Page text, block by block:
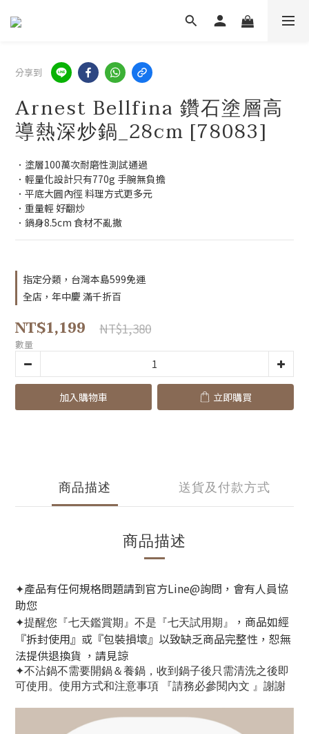
分享到
Arnest Bellfina 鑽石塗層高
導熱深炒鍋_28cm [78083]
．塗層100萬次耐磨性測試通過
．輕量化設計只有770g 手腕無負擔
．平底大圓內徑 料理方式更多元
．重量輕 好翻炒
．鍋身8.5cm 食材不亂撒
指定分類，台灣本島599免運
全店，年中慶 滿千折百
NT$1,199 NT$1,380
數量
加入購物車 立即購買
商品描述 送貨及付款方式
商品描述
✦產品有任何規格問題請到官方Line@詢問，會有人員協
助您
✦提醒您『七天鑑賞期』不是『七天試用期』
，商品如經
『拆封使用』或『包裝損壞』以致缺乏商品完整性 ，恕無
法提供退換貨 ，請見諒
✦不沾鍋不需要開鍋＆養鍋，收到鍋子後只需清洗之後即
可使用。使用方式和注意事項 『請務必參閱內文 』謝謝